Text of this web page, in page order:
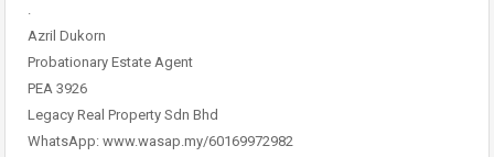
.
Azril Dukorn
Probationary Estate Agent
PEA 3926
Legacy Real Property Sdn Bhd
WhatsApp: www.wasap.my/60169972982